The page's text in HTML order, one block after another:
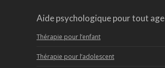
Aide psychologique pour tout age
Thérapie pour l’enfant
Thérapie pour l’adolescent